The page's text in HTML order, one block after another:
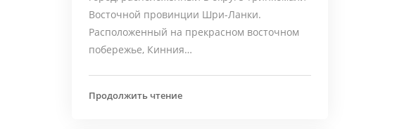
Восточной провинции Шри-Ланки.
Расположенный на прекрасном восточном
побережье, Кинния…
Продолжить чтение